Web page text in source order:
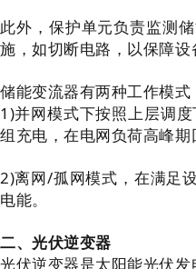
此外，保护单元负责监测
施，如切断电路，以保障
储能变流器有两种工作模式
1)并网模式下按照上层调
组充电，在电网负荷高峰期
2)离网/孤网模式，在满足
电能。
二、光伏逆变器
光伏逆变器是太阳能光伏